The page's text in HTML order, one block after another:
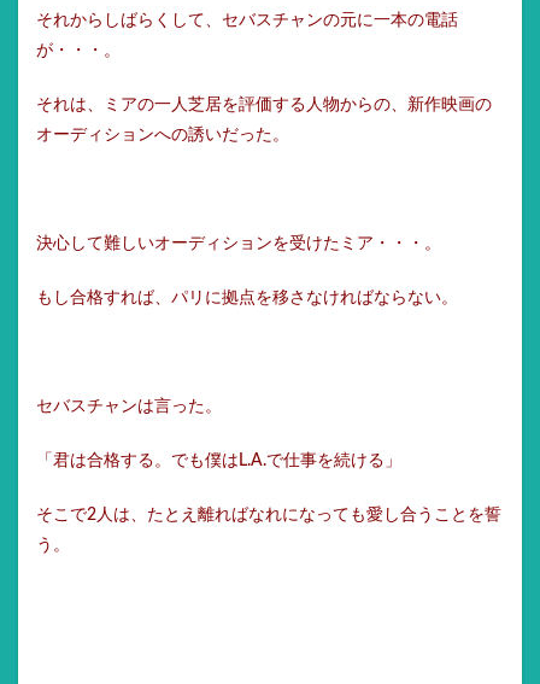
それからしばらくして、セバスチャンの元に一本の電話
が・・・。
それは、ミアの一人芝居を評価する人物からの、新作映画の
オーディションへの誘いだった。
決心して難しいオーディションを受けたミア・・・。
もし合格すれば、パリに拠点を移さなければならない。
セバスチャンは言った。
「君は合格する。でも僕はL.A.で仕事を続ける」
そこで2人は、たとえ離ればなれになっても愛し合うことを誓
う。